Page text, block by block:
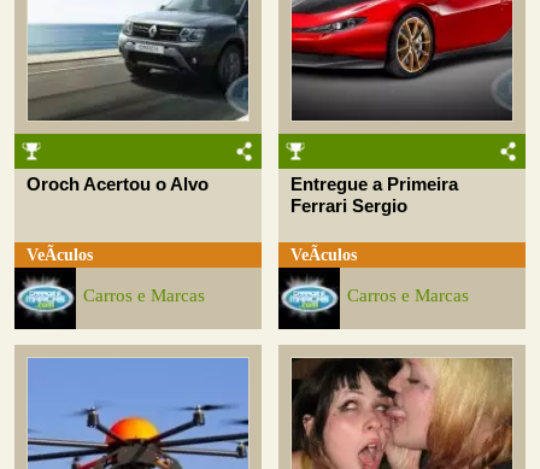
Oroch Acertou o Alvo
VeÃ­culos
Carros e Marcas
Entregue a Primeira
Ferrari Sergio
VeÃ­culos
Carros e Marcas